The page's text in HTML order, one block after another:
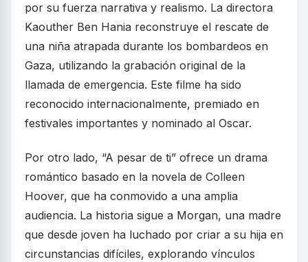
por su fuerza narrativa y realismo. La directora
Kaouther Ben Hania reconstruye el rescate de
una niña atrapada durante los bombardeos en
Gaza, utilizando la grabación original de la
llamada de emergencia. Este filme ha sido
reconocido internacionalmente, premiado en
festivales importantes y nominado al Oscar.
Por otro lado, “A pesar de ti” ofrece un drama
romántico basado en la novela de Colleen
Hoover, que ha conmovido a una amplia
audiencia. La historia sigue a Morgan, una madre
que desde joven ha luchado por criar a su hija en
circunstancias difíciles, explorando vínculos